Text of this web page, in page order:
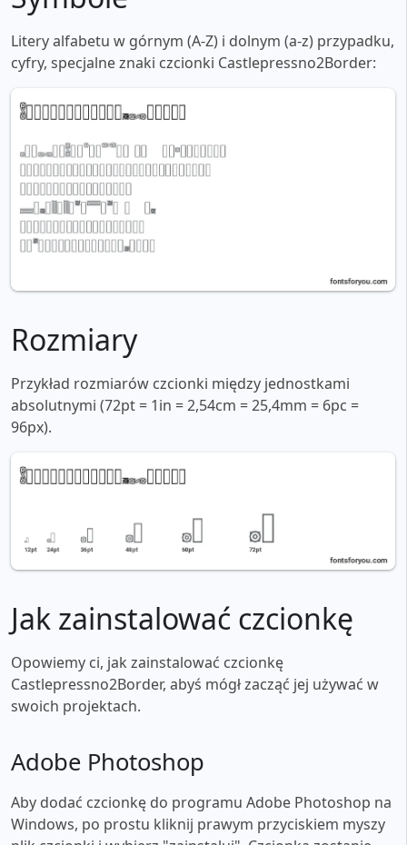
Litery alfabetu w górnym (A-Z) i dolnym (a-z) przypadku,
cyfry, specjalne znaki czcionki Castlepressno2Border:
Rozmiary
Przykład rozmiarów czcionki między jednostkami
absolutnymi (72pt = 1in = 2,54cm = 25,4mm = 6pc =
96px).
Jak zainstalować czcionkę
Opowiemy ci, jak zainstalować czcionkę
Castlepressno2Border, abyś mógł zacząć jej używać w
swoich projektach.
Adobe Photoshop
Aby dodać czcionkę do programu Adobe Photoshop na
Windows, po prostu kliknij prawym przyciskiem myszy